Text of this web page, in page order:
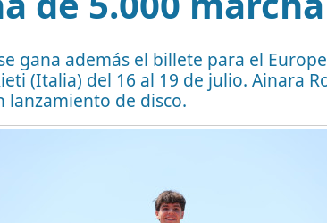
gana además el billete para el
(Italia) del 16 al 19 de julio. Ainara
lanzamiento de disco.